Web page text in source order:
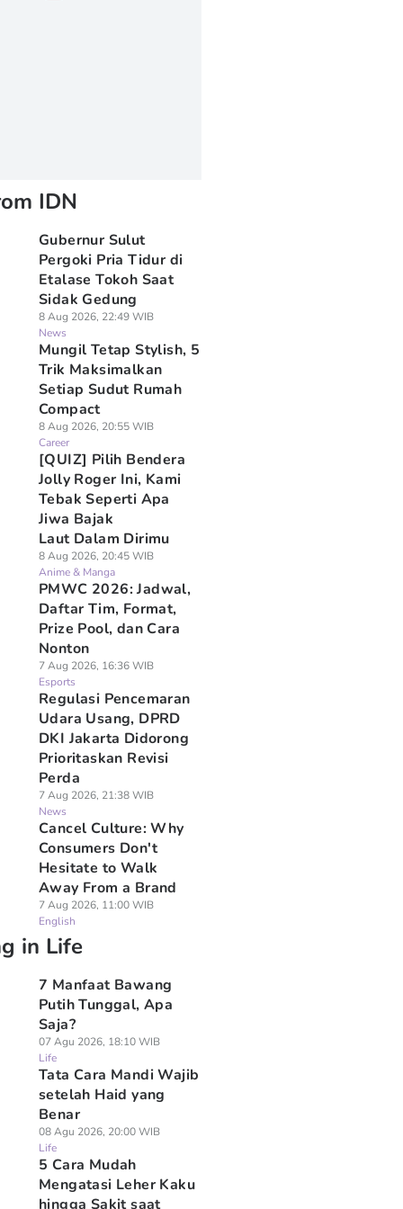
IDN
Gubernur Sulut
Pergoki Pria Tidur di
Etalase Tokoh Saat
Sidak Gedung
8 Aug 2026, 22:49 WIB
News
Mungil Tetap Stylish, 5
Trik Maksimalkan
Setiap Sudut Rumah
Compact
8 Aug 2026, 20:55 WIB
Career
[QUIZ] Pilih Bendera
Jolly Roger Ini, Kami
Tebak Seperti Apa
Jiwa Bajak
Laut Dalam Dirimu
8 Aug 2026, 20:45 WIB
Anime & Manga
PMWC 2026: Jadwal,
Daftar Tim, Format,
Prize Pool, dan Cara
Nonton
7 Aug 2026, 16:36 WIB
Esports
Regulasi Pencemaran
Udara Usang, DPRD
DKI Jakarta Didorong
Prioritaskan Revisi
Perda
7 Aug 2026, 21:38 WIB
News
Cancel Culture: Why
Consumers Don't
Hesitate to Walk
Away From a Brand
7 Aug 2026, 11:00 WIB
English
in Life
7 Manfaat Bawang
Putih Tunggal, Apa
Saja?
07 Agu 2026, 18:10 WIB
Life
Tata Cara Mandi Wajib
setelah Haid yang
Benar
08 Agu 2026, 20:00 WIB
Life
5 Cara Mudah
Mengatasi Leher Kaku
hingga Sakit saat